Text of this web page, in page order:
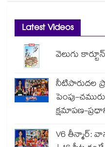
Latest Videos
వెలుగు
నీటిపారుదల
పెంపు-
క్షమాపణ-
V6 తీన్మార్: